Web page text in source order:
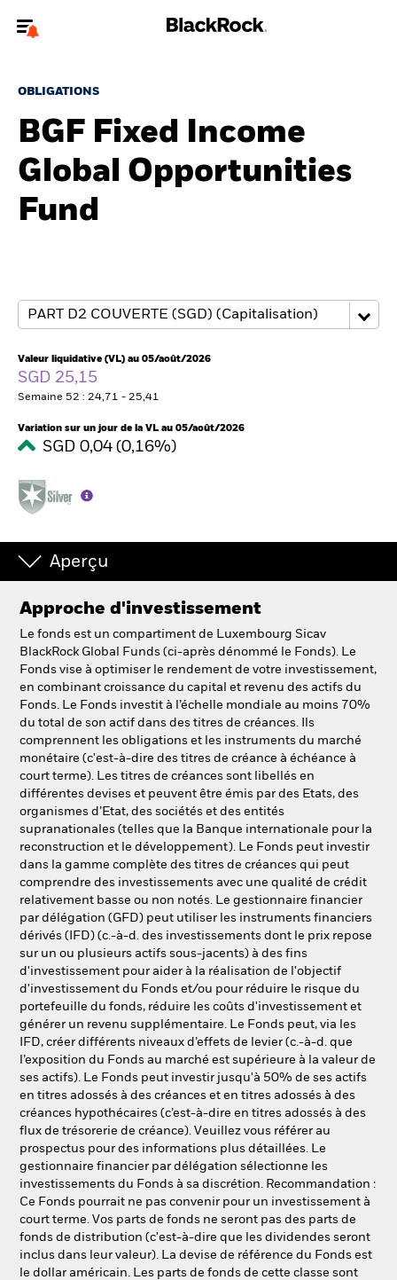
financiers.
jourvotre type d'utilisateur
A propos de BlackRock
Produits
Insights
ETFs & Fonds indiciels
Documents
Intermédiaires financiers.
België
Change location
NL FR
BlackRock
Aladdin
OBLIGATIONS
BGF Fixed Income
Global Opportunities
Fund
Valeur liquidative (VL) au 05/août/2026
SGD 25,15
Semaine 52 : 24,71 - 25,41
Variation sur un jour de la VL au 05/août/2026
SGD 0,04 (0,16%)
Aperçu
Approche d'investissement
Le fonds est un compartiment de Luxembourg Sicav
BlackRock Global Funds (ci-après dénommé le Fonds). Le
Fonds vise à optimiser le rendement de votre investissement,
en combinant croissance du capital et revenu des actifs du
Fonds. Le Fonds investit à l’échelle mondiale au moins 70%
du total de son actif dans des titres de créances. Ils
comprennent les obligations et les instruments du marché
monétaire (c'est-à-dire des titres de créance à échéance à
court terme). Les titres de créances sont libellés en
différentes devises et peuvent être émis par des Etats, des
organismes d’Etat, des sociétés et des entités
supranationales (telles que la Banque internationale pour la
reconstruction et le développement). Le Fonds peut investir
dans la gamme complète des titres de créances qui peut
comprendre des investissements avec une qualité de crédit
relativement basse ou non notés. Le gestionnaire financier
par délégation (GFD) peut utiliser les instruments financiers
dérivés (IFD) (c.-à-d. des investissements dont le prix repose
sur un ou plusieurs actifs sous-jacents) à des fins
d'investissement pour aider à la réalisation de l'objectif
d'investissement du Fonds et/ou pour réduire le risque du
portefeuille du fonds, réduire les coûts d'investissement et
générer un revenu supplémentaire. Le Fonds peut, via les
IFD, créer différents niveaux d’effets de levier (c.-à-d. que
l’exposition du Fonds au marché est supérieure à la valeur de
ses actifs). Le Fonds peut investir jusqu'à 50% de ses actifs
en titres adossés à des créances et en titres adossés à des
créances hypothécaires (c’est-à-dire en titres adossés à des
flux de trésorerie de créance). Veuillez vous référer au
prospectus pour des informations plus détaillées. Le
gestionnaire financier par délégation sélectionne les
investissements du Fonds à sa discrétion. Recommandation :
Ce Fonds pourrait ne pas convenir pour un investissement à
court terme. Vos parts de fonds ne seront pas des parts de
fonds de distribution (c'est-à-dire que les dividendes seront
inclus dans leur valeur). La devise de référence du Fonds est
le dollar américain. Les parts de fonds de cette classe sont